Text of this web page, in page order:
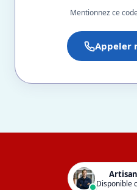
Mentionnez ce
Appeler
Disponible